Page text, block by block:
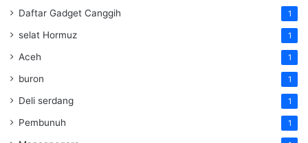
Daftar Gadget Canggih 1
selat Hormuz 1
Aceh 1
buron 1
Deli serdang 1
Pembunuh 1